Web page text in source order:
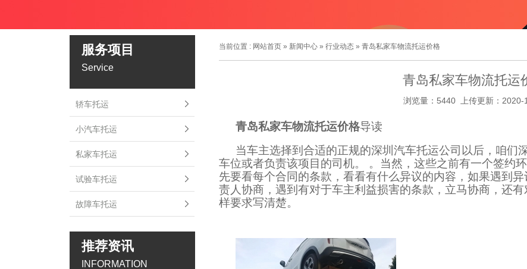
服务项目
Service
轿车托运
小汽车托运
私家车托运
试验车托运
故障车托运
推荐资讯
INFORMATION
当前位置 : 网站首页 » 新闻中心 » 行业动态 » 青岛私家车物流托运价格
青岛私家车物流托运
浏览量：5440 上传更新：2020-
青岛私家车物流托运价格导读
当车主选择到合适的正规的深圳汽车托运公司以后，咱们
车位或者负责该项目的司机。 。当然，这些之前有一个签约
先要看每个合同的条款，看看有什么异议的内容，如果遇到
责人协商，遇到有对于车主利益损害的条款，立马协商，还
样要求写清楚。